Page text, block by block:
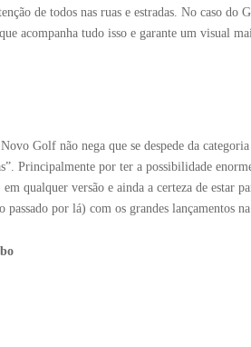
de todos nas ruas e estradas. No caso do
acompanha tudo isso e garante um visual
Golf não nega que se despede da
Principalmente por ter a possibilidade
qualquer versão e ainda a certeza de estar
passado por lá) com os grandes lançamentos